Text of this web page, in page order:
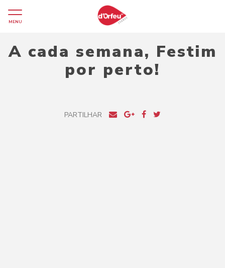
MENU
A cada semana, Festim
por perto!
PARTILHAR